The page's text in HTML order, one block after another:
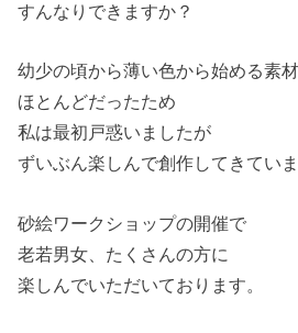
すんなりできますか？
幼少の頃から薄い色から始める素
ほとんどだったため
私は最初戸惑いましたが
ずいぶん楽しんで創作してきていま
砂絵ワークショップの開催で
老若男女、たくさんの方に
楽しんでいただいております。